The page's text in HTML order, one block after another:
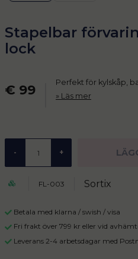
Stapelbar
lock
€ 99
Perfekt för kylskåp,
Läs mer
- +
FL-003 Sortix
Betala med klarna / swish / visa
Fri frakt över 799 kr eller vid
Leverans 2-4 arbetsdagar med